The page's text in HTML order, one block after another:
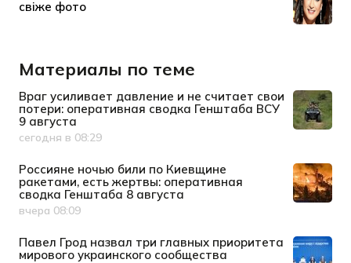
Материалы по теме
Враг усиливает давление и не считает свои
потери: оперативная сводка Генштаба ВСУ
9 августа
Дата публикации
сегодня в 08:29
Россияне ночью били по Киевщине
ракетами, есть жертвы: оперативная
сводка Генштаба 8 августа
Дата публикации
вчера 08:09
Павел Грод назвал три главных приоритета
мирового украинского сообщества